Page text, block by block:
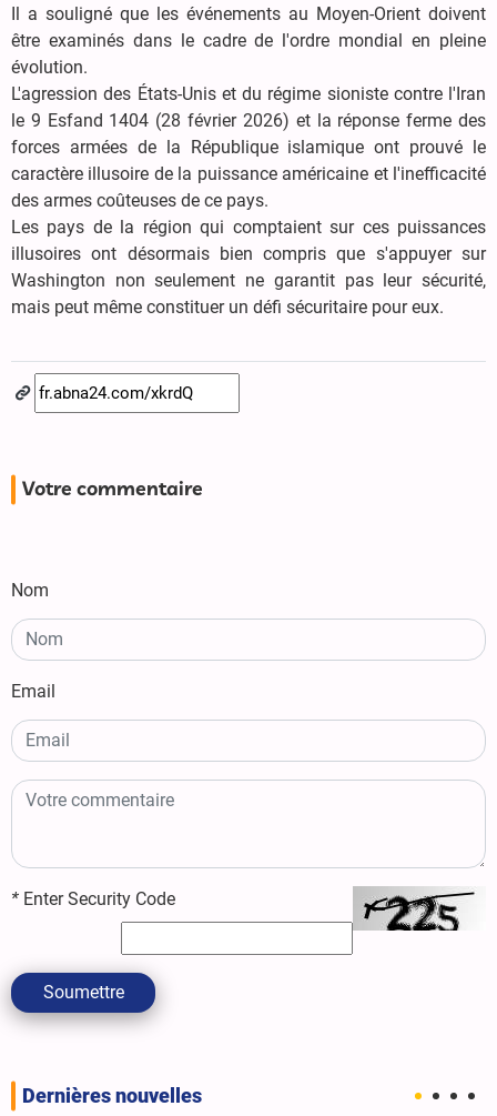
Il a souligné que les événements au Moyen-Orient doivent
être examinés dans le cadre de l'ordre mondial en pleine
évolution.
L'agression des États-Unis et du régime sioniste contre l'Iran
le 9 Esfand 1404 (28 février 2026) et la réponse ferme des
forces armées de la République islamique ont prouvé le
caractère illusoire de la puissance américaine et l'inefficacité
des armes coûteuses de ce pays.
Les pays de la région qui comptaient sur ces puissances
illusoires ont désormais bien compris que s'appuyer sur
Washington non seulement ne garantit pas leur sécurité,
mais peut même constituer un défi sécuritaire pour eux.
Votre commentaire
Nom
Email
* Enter Security Code
Soumettre
Dernières nouvelles